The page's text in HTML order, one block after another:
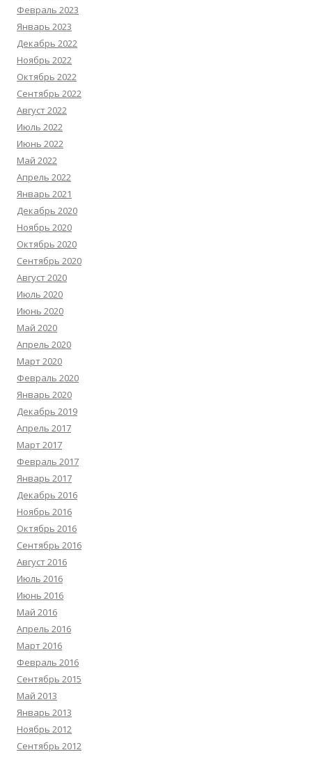
Февраль 2023
Январь 2023
Декабрь 2022
Ноябрь 2022
Октябрь 2022
Сентябрь 2022
Август 2022
Июль 2022
Июнь 2022
Май 2022
Апрель 2022
Январь 2021
Декабрь 2020
Ноябрь 2020
Октябрь 2020
Сентябрь 2020
Август 2020
Июль 2020
Июнь 2020
Май 2020
Апрель 2020
Март 2020
Февраль 2020
Январь 2020
Декабрь 2019
Апрель 2017
Март 2017
Февраль 2017
Январь 2017
Декабрь 2016
Ноябрь 2016
Октябрь 2016
Сентябрь 2016
Август 2016
Июль 2016
Июнь 2016
Май 2016
Апрель 2016
Март 2016
Февраль 2016
Сентябрь 2015
Май 2013
Январь 2013
Ноябрь 2012
Сентябрь 2012